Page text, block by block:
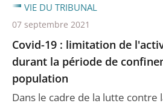
Covid-19 : limitation de
durant la période de
population
Dans le cadre de la lutte contre
VIE DU TRIBUNAL
07 septembre 2021